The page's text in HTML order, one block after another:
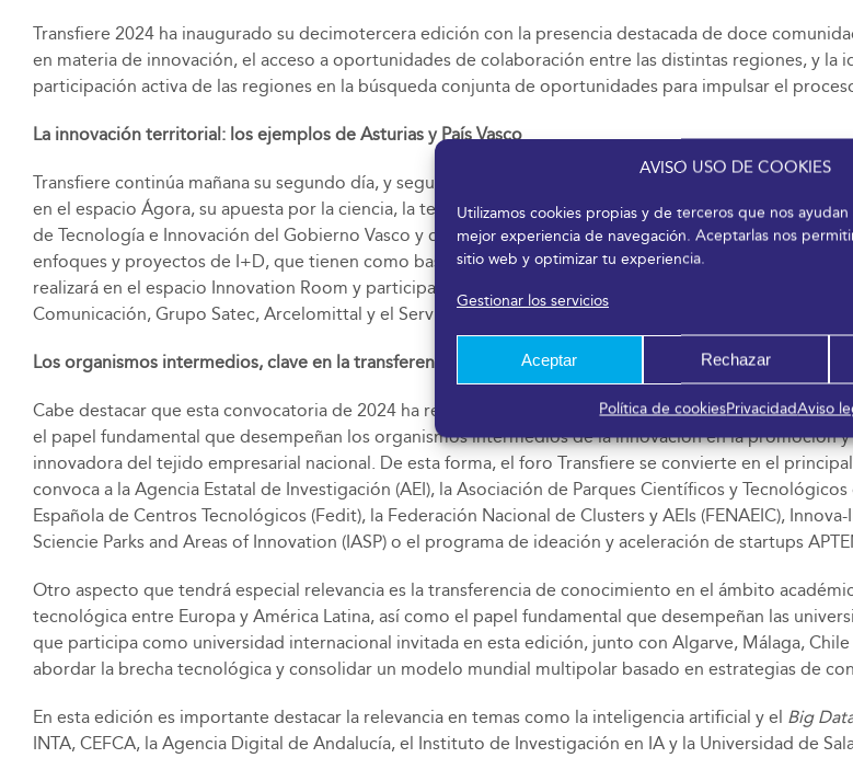
AVISO USO DE COOKIES
Utilizamos cookies propias y de terceros que nos
mejor experiencia de navegación. Aceptarlas nos
sitio web y optimizar tu experiencia.
Gestionar los servicios
Aceptar Rechazar
Política de cookiesPrivacidadAviso
Transfiere 2024 ha inaugurado su decimotercera edición con la presencia destacada de doce
en materia de innovación, el acceso a oportunidades de colaboración entre las distintas regiones, y la
participación activa de las regiones en la búsqueda conjunta de oportunidades para impulsar el
La innovación territorial: los ejemplos de Asturias y País Vasco
Transfiere continúa mañana su segundo día, y seguirá avanzando en el impulso de las políticas
en el espacio Ágora, su apuesta por la ciencia, la tecnología y la innovación como base de su
de Tecnología e Innovación del Gobierno Vasco y de la Alianza Vasca de la I+D (BRTA). También
enfoques y proyectos de I+D, que tienen como base el uso del dato por parte de diferentes
realizará en el espacio Innovation Room y participarán representantes de la Consejería de Ciencia,
Comunicación, Grupo Satec, Arcelomittal y el Servicio Salud del Principado de Asturias.
Los organismos intermedios, clave en la transferencia
Cabe destacar que esta convocatoria de 2024 ha renovado su puesta en escena y, entre las
el papel fundamental que desempeñan los organismos intermedios de la innovación en la
innovadora del tejido empresarial nacional. De esta forma, el foro Transfiere se convierte en el
convoca a la Agencia Estatal de Investigación (AEI), la Asociación de Parques Científicos y Tecnológicos
Española de Centros Tecnológicos (Fedit), la Federación Nacional de Clusters y AEIs (FENAEIC),
Sciencie Parks and Areas of Innovation (IASP) o el programa de ideación y aceleración de startups
Otro aspecto que tendrá especial relevancia es la transferencia de conocimiento en el ámbito
tecnológica entre Europa y América Latina, así como el papel fundamental que desempeñan las
que participa como universidad internacional invitada en esta edición, junto con Algarve, Málaga,
abordar la brecha tecnológica y consolidar un modelo mundial multipolar basado en estrategias de
En esta edición es importante destacar la relevancia en temas como la inteligencia artificial y el Big
INTA, CEFCA, la Agencia Digital de Andalucía, el Instituto de Investigación en IA y la Universidad de